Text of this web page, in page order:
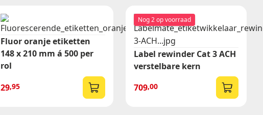
Fluor oranje etiketten
148 x 210 mm á 500 per
rol
29,95
Nog 2 op voorraad
Label rewinder Cat 3 ACH
verstelbare kern
709,00